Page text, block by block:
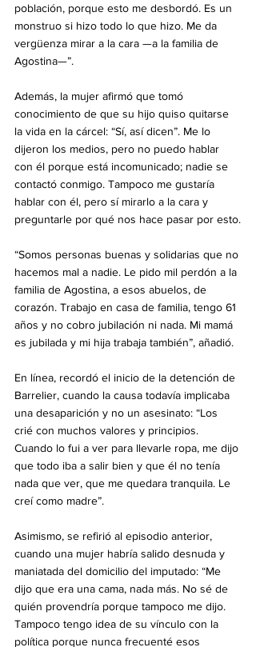
población, porque esto me desbordó. Es un
monstruo si hizo todo lo que hizo. Me da
vergüenza mirar a la cara —a la familia de
Agostina—”.
Además, la mujer afirmó que tomó
conocimiento de que su hijo quiso quitarse
la vida en la cárcel: “Sí, así dicen”. Me lo
dijeron los medios, pero no puedo hablar
con él porque está incomunicado; nadie se
contactó conmigo. Tampoco me gustaría
hablar con él, pero sí mirarlo a la cara y
preguntarle por qué nos hace pasar por esto.
“Somos personas buenas y solidarias que no
hacemos mal a nadie. Le pido mil perdón a la
familia de Agostina, a esos abuelos, de
corazón. Trabajo en casa de familia, tengo 61
años y no cobro jubilación ni nada. Mi mamá
es jubilada y mi hija trabaja también”, añadió.
En línea, recordó el inicio de la detención de
Barrelier, cuando la causa todavía implicaba
una desaparición y no un asesinato: “Los
crié con muchos valores y principios.
Cuando lo fui a ver para llevarle ropa, me dijo
que todo iba a salir bien y que él no tenía
nada que ver, que me quedara tranquila. Le
creí como madre”.
Asimismo, se refirió al episodio anterior,
cuando una mujer habría salido desnuda y
maniatada del domicilio del imputado: “Me
dijo que era una cama, nada más. No sé de
quién provendría porque tampoco me dijo.
Tampoco tengo idea de su vínculo con la
política porque nunca frecuenté esos